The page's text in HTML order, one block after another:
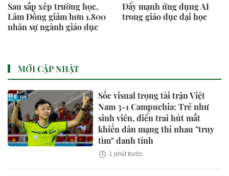
Sau sắp xếp trường học,
Lâm Đồng giảm hơn 1.800
nhân sự ngành giáo dục
Đẩy mạnh ứng dụng AI
trong giáo dục đại học
MỚI CẬP NHẬT
Sốc visual trọng tài trận Việt
Nam 3-1 Campuchia: Trẻ như
sinh viên, điển trai hút mắt
khiến dân mạng thi nhau "truy
tìm" danh tính
1 phút trước